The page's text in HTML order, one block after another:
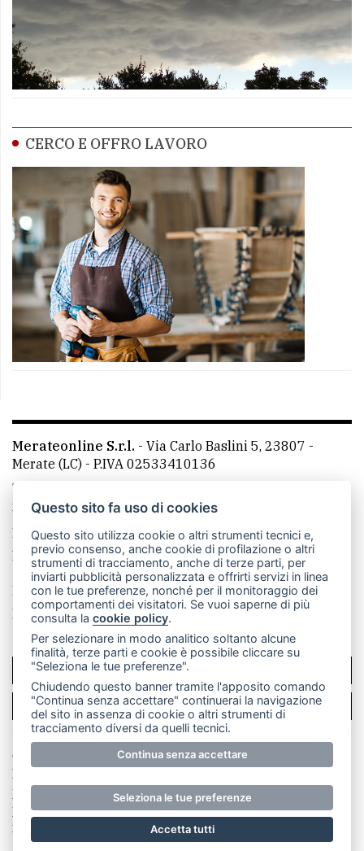
CERCO E OFFRO LAVORO
Merateonline S.r.l. - Via Carlo Baslini 5, 23807 -
Merate (LC) - P.IVA 02533410136
Telefono:
mail: redazione@merateonline.it
La redazione
CasateOnline LeccoOnline
RSS
Made by VIP
Privacy policy
Cookie policy
Rivedi le tue scelte sui cookie
SCRIVICI
PER LA TUA PUBBLICITÀ
© Copyright Merateonline S.r.l. - Tutti i diritti riservati.
E' proibita la riproduzione e pubblicazione anche
parziale di testi, articoli e immagini senza la
preventiva autorizzazione scritta dell'editore. RI Lecco
numero Rea LC 291.277 - Capitale sociale 10.329,14 €
Questo sito fa uso di cookies
Questo sito utilizza cookie o altri strumenti tecnici e,
previo consenso, anche cookie di profilazione o altri
strumenti di tracciamento, anche di terze parti, per
inviarti pubblicità personalizzata e offrirti servizi in linea
con le tue preferenze, nonché per il monitoraggio dei
comportamenti dei visitatori. Se vuoi saperne di più
consulta lacookie policy.
Per selezionare in modo analitico soltanto alcune
finalità, terze parti e cookie è possibile cliccare su
"Seleziona le tue preferenze".
Chiudendo questo banner tramite l'apposito comando
"Continua senza accettare" continuerai la navigazione
del sito in assenza di cookie o altri strumenti di
tracciamento diversi da quelli tecnici.
Continua senza accettare
Seleziona le tue preferenze
Accetta tutti